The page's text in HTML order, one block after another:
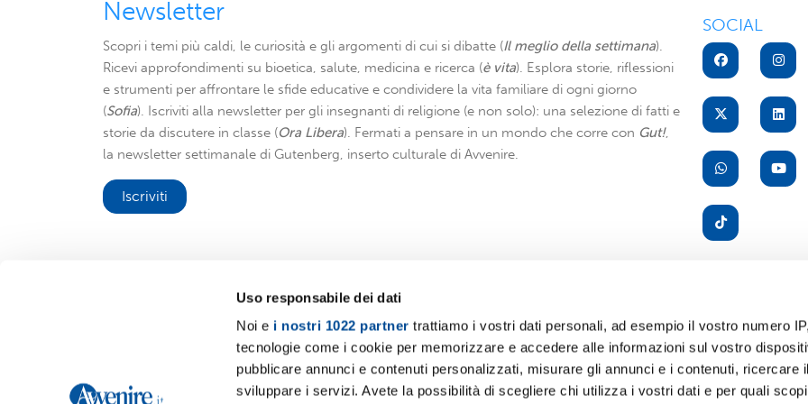
Uso responsabile dei dati
Noi e i nostri 1022 partner trattiamo i vostri dati personali, ad esempio il vostro numero
tecnologie come i cookie per memorizzare e accedere alle informazioni sul vostro
pubblicare annunci e contenuti personalizzati, misurare gli annunci e i contenuti, ricercare
sviluppare i servizi. Avete la possibilità di scegliere chi utilizza i vostri dati e per quali
Newsletter
Scopri i temi più caldi, le curiosità e gli argomenti di cui si dibatte (Il meglio della settimana).
Ricevi approfondimenti su bioetica, salute, medicina e ricerca (è vita). Esplora storie, riflessioni
e strumenti per affrontare le sfide educative e condividere la vita familiare di ogni giorno
(Sofia). Iscriviti alla newsletter per gli insegnanti di religione (e non solo): una selezione di fatti e
storie da discutere in classe (Ora Libera). Fermati a pensare in un mondo che corre con Gut!,
la newsletter settimanale di Gutenberg, inserto culturale di Avvenire.
Iscriviti
SOCIAL